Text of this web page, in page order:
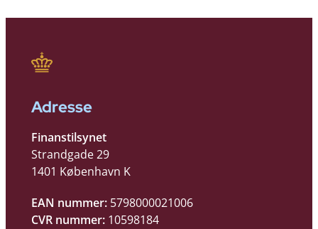
Adresse
Finanstilsynet
Strandgade 29
1401 København K
EAN nummer: 5798000021006
CVR nummer: 10598184